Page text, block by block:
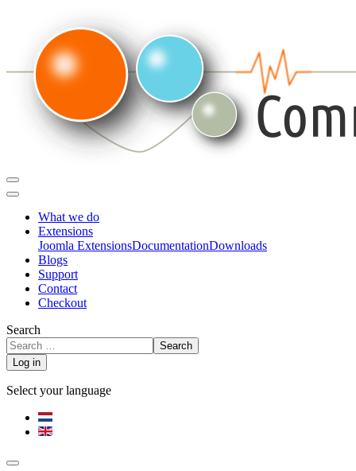
What we do
Extensions
Joomla ExtensionsDocumentationDownloads
Blogs
Support
Contact
Checkout
Search
Search
Log in
Select your language